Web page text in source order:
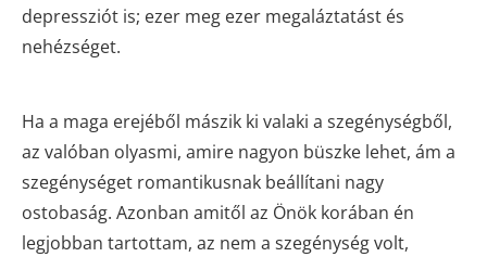
depressziót is; ezer meg ezer megaláztatást és
nehézséget.
Ha a maga erejéből mászik ki valaki a szegénységből,
az valóban olyasmi, amire nagyon büszke lehet, ám a
szegénységet romantikusnak beállítani nagy
ostobaság. Azonban amitől az Önök korában én
legjobban tartottam, az nem a szegénység volt,